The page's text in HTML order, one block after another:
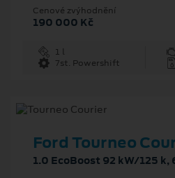
Cenové zvýhodnění
190 000 Kč
1 l
7st. Powershift
Ford Tourneo
1.0 EcoBoost 92 kW/125 k,